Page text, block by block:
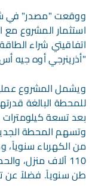
استثمار المشروع مع
اتفاقيتي شراء
"أذرينرجي أوه جيه
ويشمل المشروع
بعد تسعة
وتسهم المحطة
من الكهرباء سنوياً،
طن سنوياً. فضلاً عن